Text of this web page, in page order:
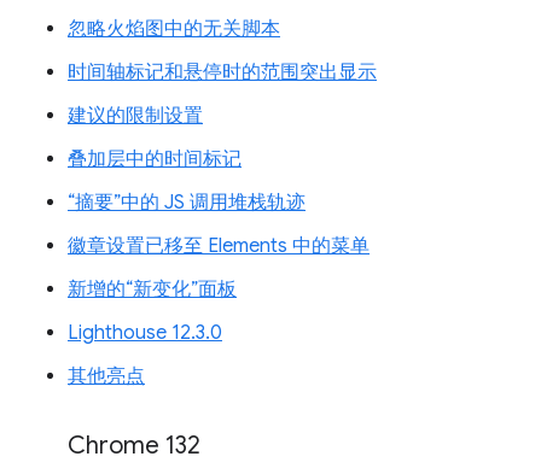
忽略火焰图中的无关脚本
时间轴标记和悬停时的范围突出显示
建议的限制设置
叠加层中的时间标记
“摘要”中的 JS 调用堆栈轨迹
徽章设置已移至 Elements 中的菜单
新增的“新变化”面板
Lighthouse 12.3.0
其他亮点
Chrome 132